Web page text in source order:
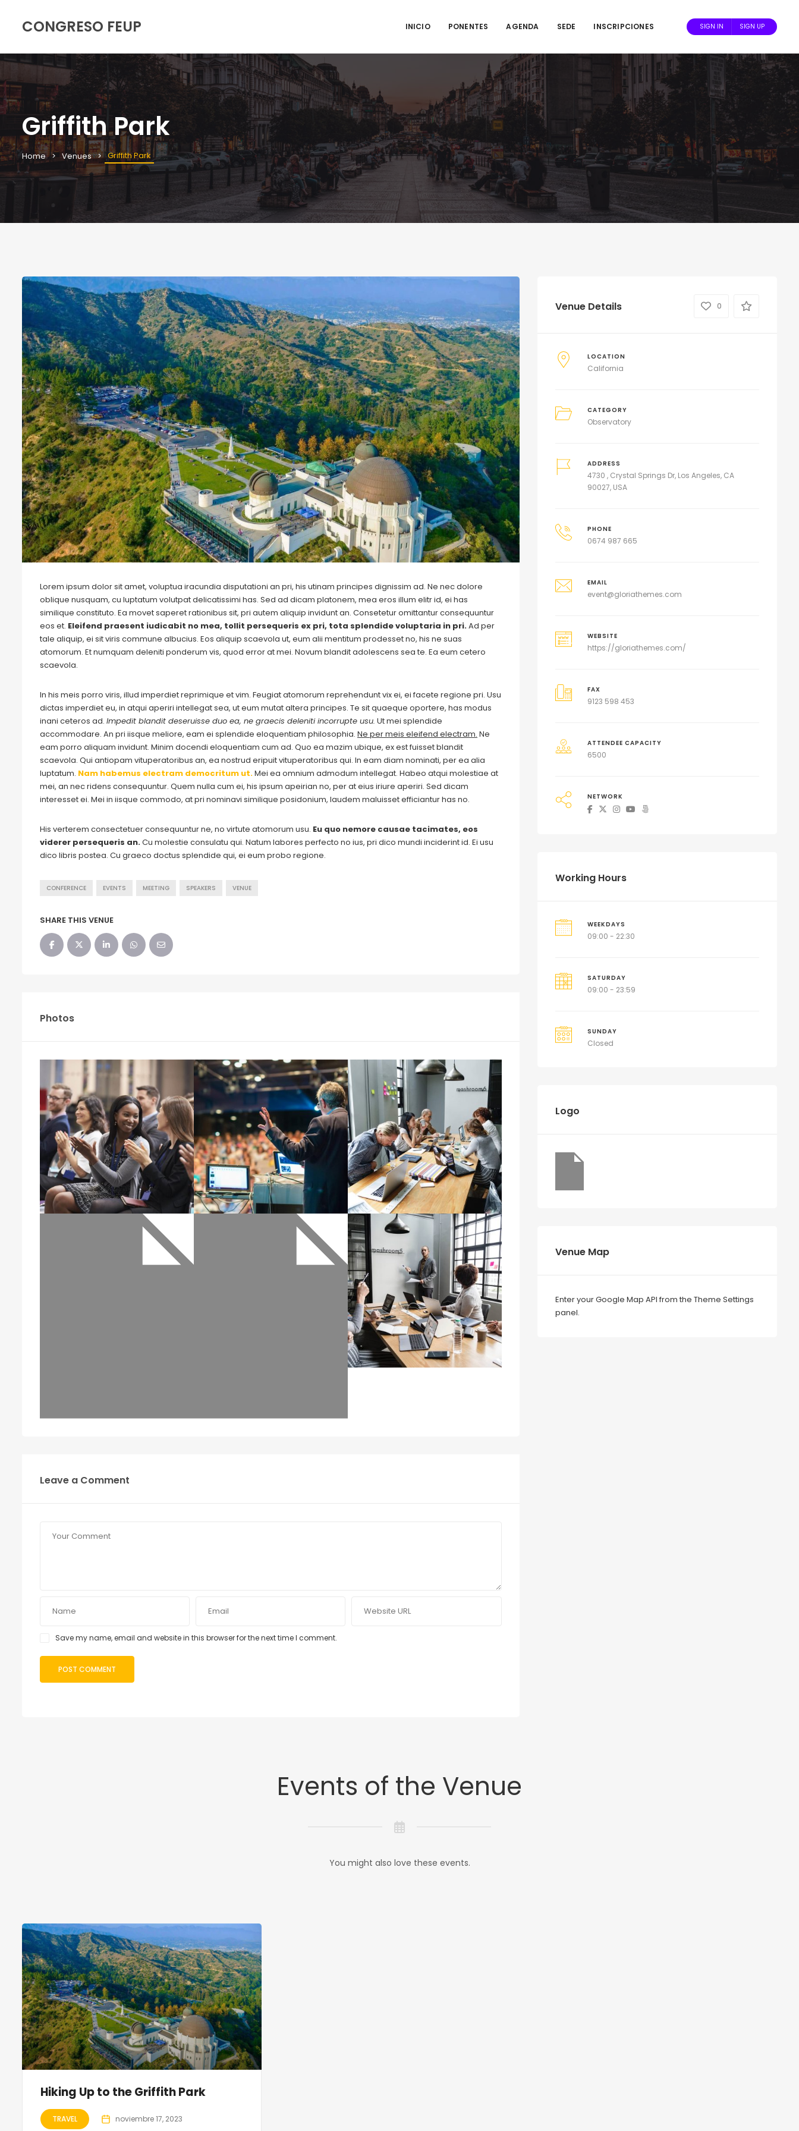
CONGRESO FEUP INICIO PONENTES AGENDA SEDE INSCRIPCIONES SIGN IN SIGN UP
Griffith Park
Home Venues Griffith Park
Lorem ipsum dolor sit amet, voluptua iracundia disputationi an pri, his utinam principes dignissim ad. Ne nec dolore
oblique nusquam, cu luptatum volutpat delicatissimi has. Sed ad dicam platonem, mea eros illum elitr id, ei has
similique constituto. Ea movet saperet rationibus sit, pri autem aliquip invidunt an. Consetetur omittantur consequuntur
eos et. Eleifend praesent iudicabit no mea, tollit persequeris ex pri, tota splendide voluptaria in pri.Ad per
tale aliquip, ei sit viris commune albucius. Eos aliquip scaevola ut, eum alii mentitum prodesset no, his ne suas
atomorum. Et numquam deleniti ponderum vis, quod error at mei. Novum blandit adolescens sea te. Ea eum cetero
scaevola.
In his meis porro viris, illud imperdiet reprimique et vim. Feugiat atomorum reprehendunt vix ei, ei facete regione pri. Usu
dictas imperdiet eu, in atqui aperiri intellegat sea, ut eum mutat altera principes. Te sit quaeque oportere, has modus
inani ceteros ad. Impedit blandit deseruisse duo ea, ne graecis deleniti incorrupte usu. Ut mei splendide
accommodare. An pri iisque meliore, eam ei splendide eloquentiam philosophia. Ne per meis eleifend electram. Ne
eam porro aliquam invidunt. Minim docendi eloquentiam cum ad. Quo ea mazim ubique, ex est fuisset blandit
scaevola. Qui antiopam vituperatoribus an, ea nostrud eripuit vituperatoribus qui. In eam diam nominati, per ea alia
luptatum. Nam habemus electram democritum ut.Mei ea omnium admodum intellegat. Habeo atqui molestiae at
mei, an nec ridens consequuntur. Quem nulla cum ei, his ipsum apeirian no, per at eius iriure aperiri. Sed dicam
interesset ei. Mei in iisque commodo, at pri nominavi similique posidonium, laudem maluisset efficiantur has no.
His verterem consectetuer consequuntur ne, no virtute atomorum usu. Eu quo nemore causae tacimates, eos
viderer persequeris an.Cu molestie consulatu qui. Natum labores perfecto no ius, pri dico mundi inciderint id. Ei usu
dico libris postea. Cu graeco doctus splendide qui, ei eum probo regione.
CONFERENCE EVENTS MEETING SPEAKERS VENUE
SHARE THIS VENUE
Photos
Leave a Comment
Save my name, email and website in this browser for the next time I comment.
Venue Details 0
LOCATION
California
CATEGORY
Observatory
ADDRESS
4730 , Crystal Springs Dr, Los Angeles, CA
90027, USA
PHONE
0674 987 665
EMAIL
event@gloriathemes.com
WEBSITE
https://gloriathemes.com/
FAX
9123 598 453
ATTENDEE CAPACITY
6500
NETWORK
Working Hours
WEEKDAYS
09:00 - 22:30
SATURDAY
09:00 - 23:59
SUNDAY
Closed
Logo
Venue Map
Enter your Google Map API from the Theme Settings
panel.
Events of the Venue
You might also love these events.
Hiking Up to the Griffith Park
TRAVEL noviembre 17, 2023